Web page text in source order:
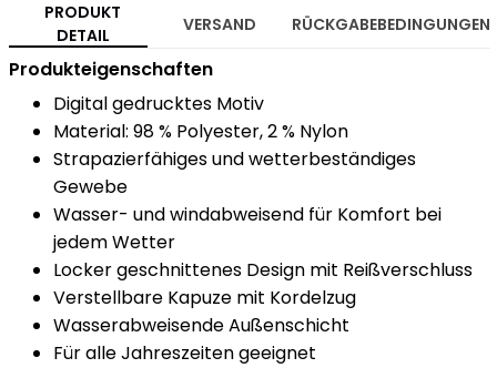
PRODUKT
DETAIL
VERSAND RÜCKGABEBEDINGUNGEN
Produkteigenschaften
Digital gedrucktes Motiv
Material: 98 % Polyester, 2 % Nylon
Strapazierfähiges und wetterbeständiges
Gewebe
Wasser- und windabweisend für Komfort bei
jedem Wetter
Locker geschnittenes Design mit Reißverschluss
Verstellbare Kapuze mit Kordelzug
Wasserabweisende Außenschicht
Für alle Jahreszeiten geeignet